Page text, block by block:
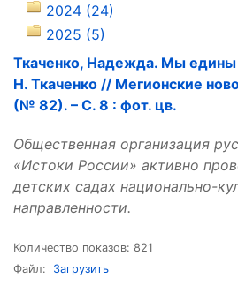
2024 (24)
2025 (5)
Ткаченко, Надежда. Мы
Н. Ткаченко // Мегионские
(№ 82). – С. 8 : фот. цв.
Общественная организация
«Истоки России» активно
детских садах национально-
направленности.
Количество показов: 821
Файл: Загрузить